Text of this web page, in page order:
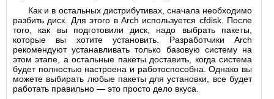
Как и в остальных дистрибутивах, сначала необходимо
разбить диск. Для этого в Arch используется cfdisk. После
того, как вы подготовили диск, надо выбрать пакеты,
которые вы хотите установить. Разработчики Arch
рекомендуют устанавливать только базовую систему на
этом этапе, а остальные пакеты доставить, когда система
будет полностью настроена и работоспособна. Однако вы
можете выбирать любые пакеты для установки, все будет
работать правильно — это просто дело вкуса.